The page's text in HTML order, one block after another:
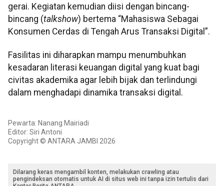
gerai. Kegiatan kemudian diisi dengan bincang-
bincang (talkshow) bertema “Mahasiswa Sebagai
Konsumen Cerdas di Tengah Arus Transaksi Digital”.
Fasilitas ini diharapkan mampu menumbuhkan
kesadaran literasi keuangan digital yang kuat bagi
civitas akademika agar lebih bijak dan terlindungi
dalam menghadapi dinamika transaksi digital.
Pewarta: Nanang Mairiadi
Editor: Siri Antoni
Copyright © ANTARA JAMBI 2026
Dilarang keras mengambil konten, melakukan crawling atau
pengindeksan otomatis untuk AI di situs web ini tanpa izin tertulis dari